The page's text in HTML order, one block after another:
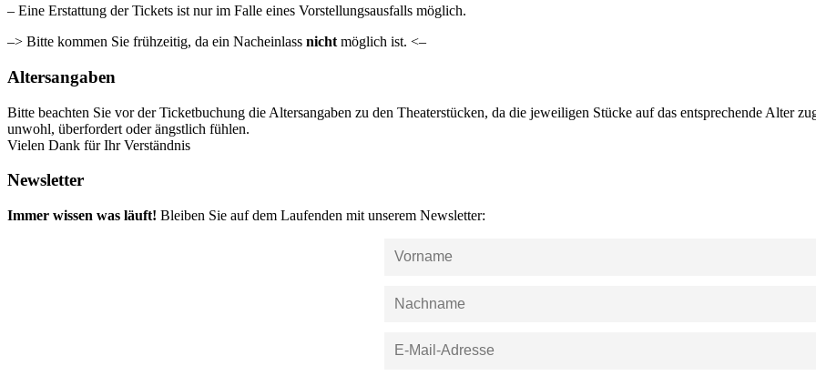
– Eine Erstattung der Tickets ist nur im Falle eines Vorstellungsausfalls möglich.
–> Bitte kommen Sie frühzeitig, da ein Nacheinlass nicht möglich ist. <–
Altersangaben
Bitte beachten Sie vor der Ticketbuchung die Altersangaben zu den Theaterstücken, da die jeweiligen Stücke auf das entsprechende Alter
unwohl, überfordert oder ängstlich fühlen.
Vielen Dank für Ihr Verständnis
Newsletter
Immer wissen was läuft! Bleiben Sie auf dem Laufenden mit unserem Newsletter: